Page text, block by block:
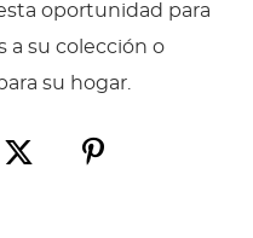
oportunidad para
a su colección o
su hogar.